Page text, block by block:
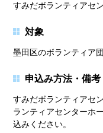
すみだボランティアセ
対象
墨田区のボランティア
申込み方法・備考
すみだボランティアセ
ランティアセンターホ
込みください。